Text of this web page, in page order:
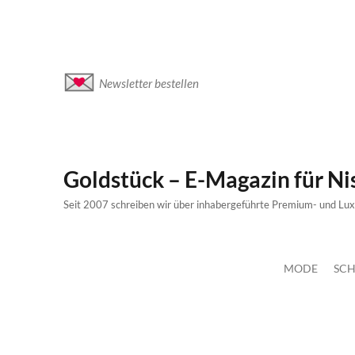
Newsletter bestellen
Goldstück – E-Magazin für
Seit 2007 schreiben wir über inhabergeführte Premium- und
MODE